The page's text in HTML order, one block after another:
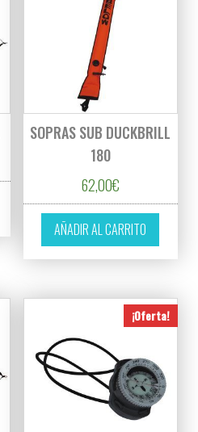
SOPRAS SUB DUCKBRILL
180
62,00€
AÑADIR AL CARRITO
¡Oferta!